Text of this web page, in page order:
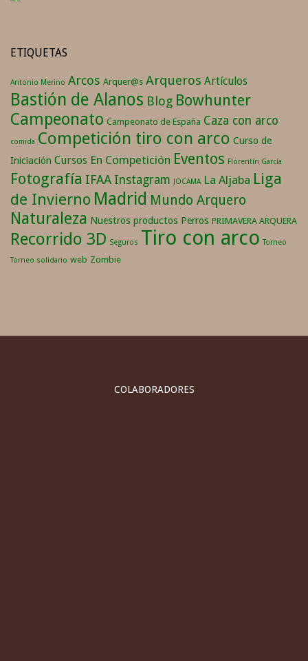
ETIQUETAS
Antonio Merino Arcos Arquer@s Arqueros Artículos
Bastión de Alanos Blog Bowhunter
Campeonato Campeonato de España Caza con arco
comida Competición tiro con arco Curso de
Iniciación Cursos En Competición Eventos Florentín García
Fotografía IFAA Instagram JOCAMA La Aljaba Liga
de Invierno Madrid Mundo Arquero
Naturaleza Nuestros productos Perros PRIMAVERA ARQUERA
Recorrido 3D Seguros Tiro con arco Torneo
Torneo solidario web Zombie
COLABORADORES